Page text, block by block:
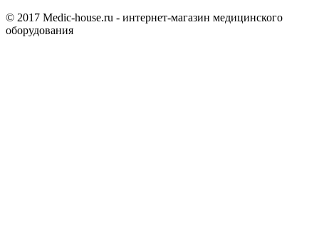
© 2017 Medic-house.ru - интернет-магазин медицинского
оборудования